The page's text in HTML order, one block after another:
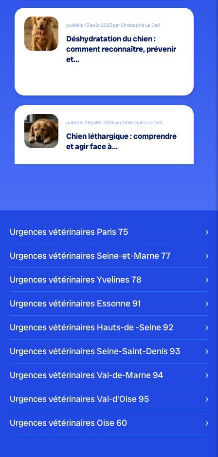
publié le 13 août 2025 par Christophe Le Dref
Déshydratation du chien :
comment reconnaître, prévenir
et...
publié le 28 juillet 2025 par Christophe Le Dref
Chien léthargique : comprendre
et agir face à...
publié le 26 juillet 2025 par Christophe Le Dref
causes et...
Troubles de l’équilibre chez le
Urgences vétérinaires Paris75
Urgences vétérinaires Seine-et-Marne77
Urgences vétérinaires Yvelines78
Urgences vétérinaires Essonne91
Urgences vétérinaires Hauts-de -Seine92
Urgences vétérinaires Seine-Saint-Denis93
Urgences vétérinaires Val-de-Marne94
Urgences vétérinaires Val-d'Oise95
Urgences vétérinaires Oise60